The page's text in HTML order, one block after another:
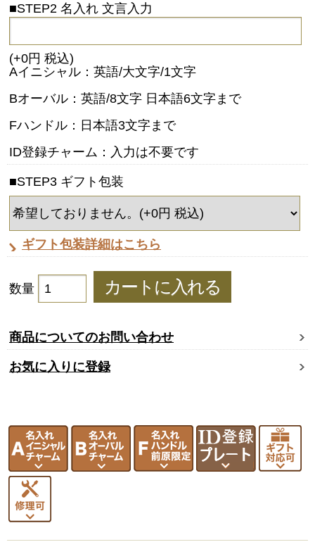
■STEP2 名入れ 文言入力
(+0円 税込)
Aイニシャル：英語/大文字/1文字
Bオーバル：英語/8文字 日本語6文字まで
Fハンドル：日本語3文字まで
ID登録チャーム：入力は不要です
■STEP3 ギフト包装
ギフト包装詳細はこちら
数量
商品についてのお問い合わせ
お気に入りに登録